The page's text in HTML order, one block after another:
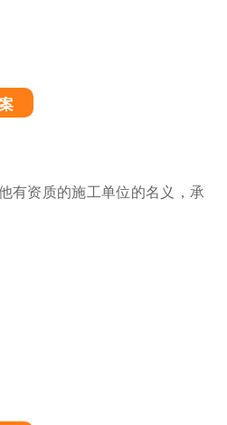
有资质的施工单位的名义，承